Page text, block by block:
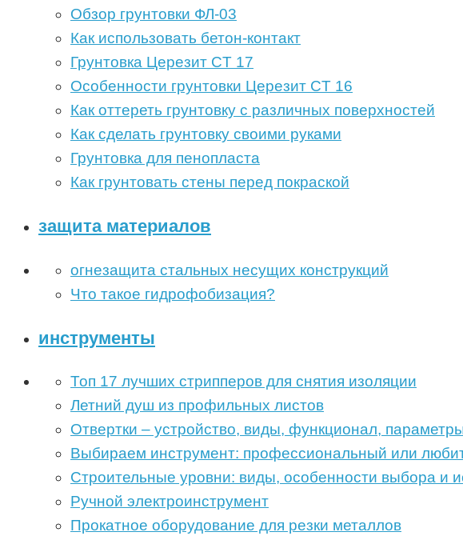
Обзор грунтовки ФЛ-03
Как использовать бетон-контакт
Грунтовка Церезит CT 17
Особенности грунтовки Церезит CT 16
Как оттереть грунтовку с различных поверхностей
Как сделать грунтовку своими руками
Грунтовка для пенопласта
Как грунтовать стены перед покраской
защита материалов
огнезащита стальных несущих конструкций
Что такое гидрофобизация?
инструменты
Топ 17 лучших стрипперов для снятия изоляции
Летний душ из профильных листов
Отвертки – устройство, виды, функционал,
Выбираем инструмент: профессиональный или
Строительные уровни: виды, особенности выбора и
Ручной электроинструмент
Прокатное оборудование для резки металлов